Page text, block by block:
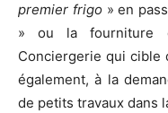
premier frigo» en
» ou la fourniture
Conciergerie qui cible
également, à la
de petits travaux dans